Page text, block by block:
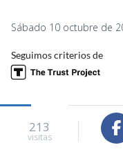
Sábado 10 octubre de
Seguimos criterios de
213
visitas